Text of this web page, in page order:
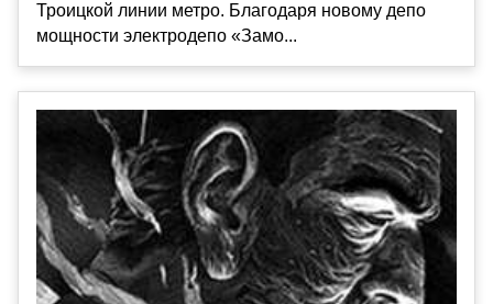
Троицкой линии метро. Благодаря новому депо
мощности электродепо «Замо...